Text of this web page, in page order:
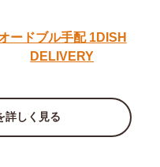
ードブル手配1DISH
DELIVERY
詳しく見る